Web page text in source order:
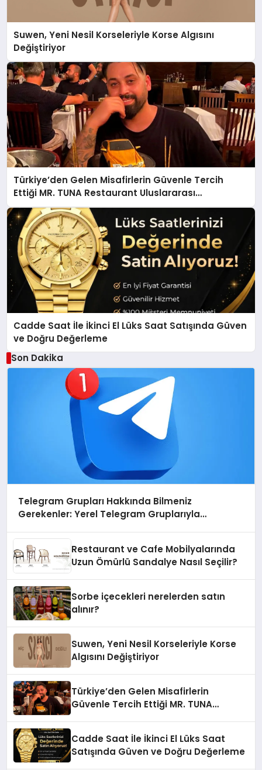
Suwen, Yeni Nesil Korseleriyle Korse Algısını
Değiştiriyor
Türkiye’den Gelen Misafirlerin Güvenle Tercih
Ettiği MR. TUNA Restaurant Uluslararası
Başarısıyla Dikkat Çekiyor
Cadde Saat İle İkinci El Lüks Saat Satışında Güven
ve Doğru Değerleme
Son Dakika
Telegram Grupları Hakkında Bilmeniz
Gerekenler: Yerel Telegram Gruplarıyla
Restaurant ve Cafe Mobilyalarında
Uzun Ömürlü Sandalye Nasıl Seçilir?
Sorbe içecekleri nerelerden satın
alınır?
Suwen, Yeni Nesil Korseleriyle Korse
Algısını Değiştiriyor
Türkiye’den Gelen Misafirlerin
Güvenle Tercih Ettiği MR. TUNA
Cadde Saat İle İkinci El Lüks Saat
Satışında Güven ve Doğru Değerleme